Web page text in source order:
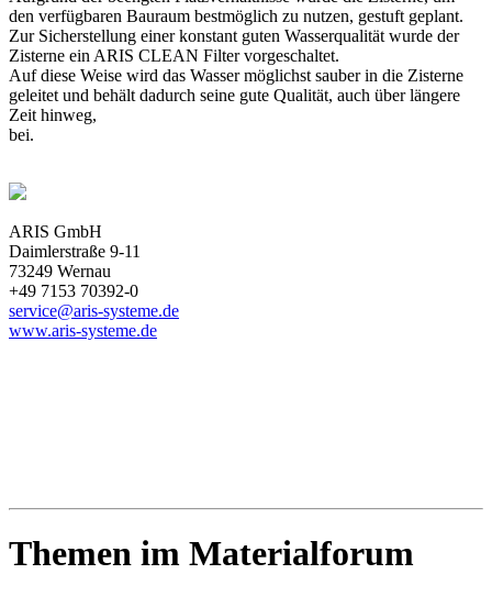
den verfügbaren Bauraum bestmöglich zu nutzen, gestuft geplant.
Zur Sicherstellung einer konstant guten Wasserqualität wurde der
Zisterne ein ARIS CLEAN Filter vorgeschaltet.
Auf diese Weise wird das Wasser möglichst sauber in die Zisterne
geleitet und behält dadurch seine gute Qualität, auch über längere
Zeit hinweg,
bei.
ARIS GmbH
Daimlerstraße 9-11
73249 Wernau
+49 7153 70392-0
service@aris-systeme.de
www.aris-systeme.de
Themen im Materialforum